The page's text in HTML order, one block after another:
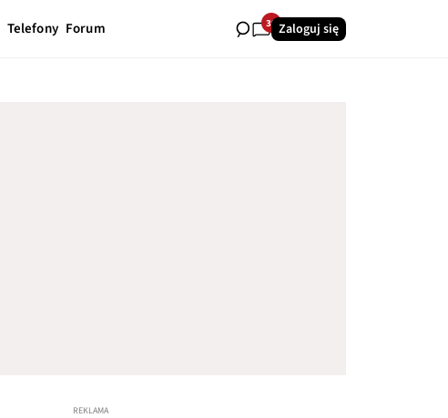
Telefony Forum 39Zaloguj się